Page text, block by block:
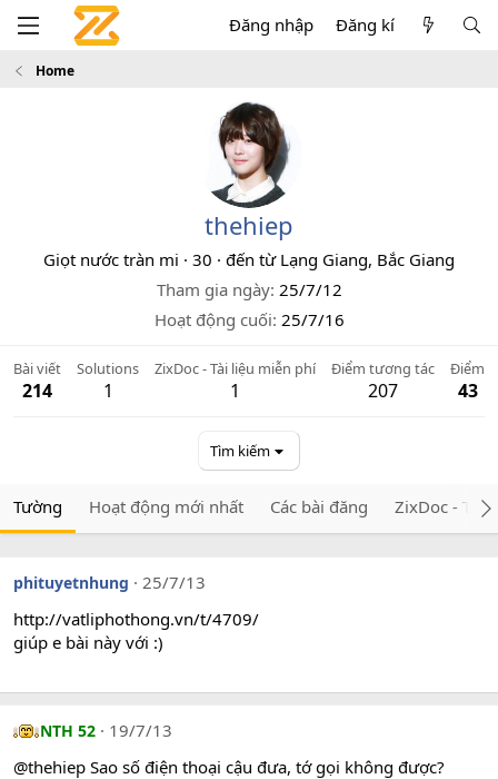
Đăng nhập Đăng kí
Home
thehiep
Giọt nước tràn mi · 30 · đến từ Lạng Giang, Bắc Giang
Tham gia ngày 25/7/12
Hoạt động cuối 25/7/16
Bài viết
214
Solutions
1
ZixDoc - Tài liệu miễn phí
1
Điểm tương tác
207
Điểm
43
Tìm kiếm
Tường Hoạt động mới nhất Các bài đăng ZixDoc - Tài
phituyetnhung
25/7/13
http://vatliphothong.vn/t/4709/
giúp e bài này với :)
NTH 52
19/7/13
@thehiep Sao số điện thoại cậu đưa, tớ gọi không được?